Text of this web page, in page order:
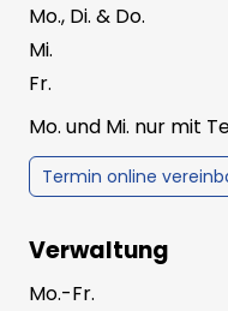
Mo., Di. & Do.
Mi.
Fr.
Mo. und Mi. nur mit
Termin online
Verwaltung
Mo.-Fr.